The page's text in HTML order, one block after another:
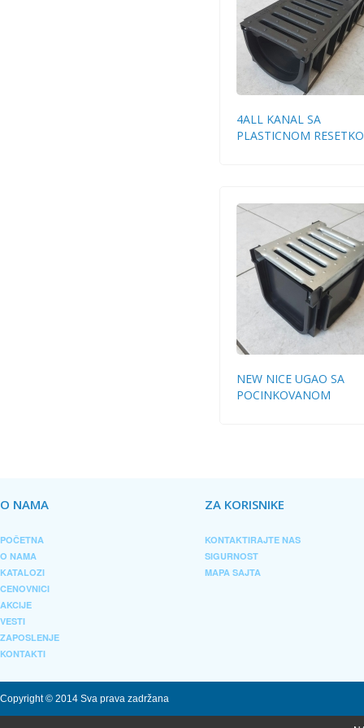
4ALL KANAL SA
PLASTICNOM
NEW NICE UGAO SA
POCINKOVANOM
O NAMA
POČETNA
O NAMA
KATALOZI
CENOVNICI
AKCIJE
VESTI
ZAPOSLENJE
KONTAKTI
ZA KORISNIKE
KONTAKTIRAJTE NAS
SIGURNOST
MAPA SAJTA
Copyright © 2014 Sva prava zadržana